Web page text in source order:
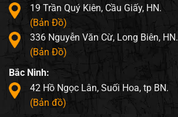
19 Trần Quý Kiên, Cầu Giấy, HN.
(Bản Đồ)
336 Nguyễn Văn Cừ, Long Biên, HN.
(Bản Đồ)
Bắc Ninh:
42 Hồ Ngọc Lân, Suối Hoa, tp BN.
(Bản đồ)